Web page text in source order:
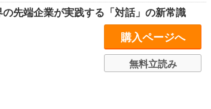
先端企業が実践する「対話」の新常識
購入ページへ
無料立読み